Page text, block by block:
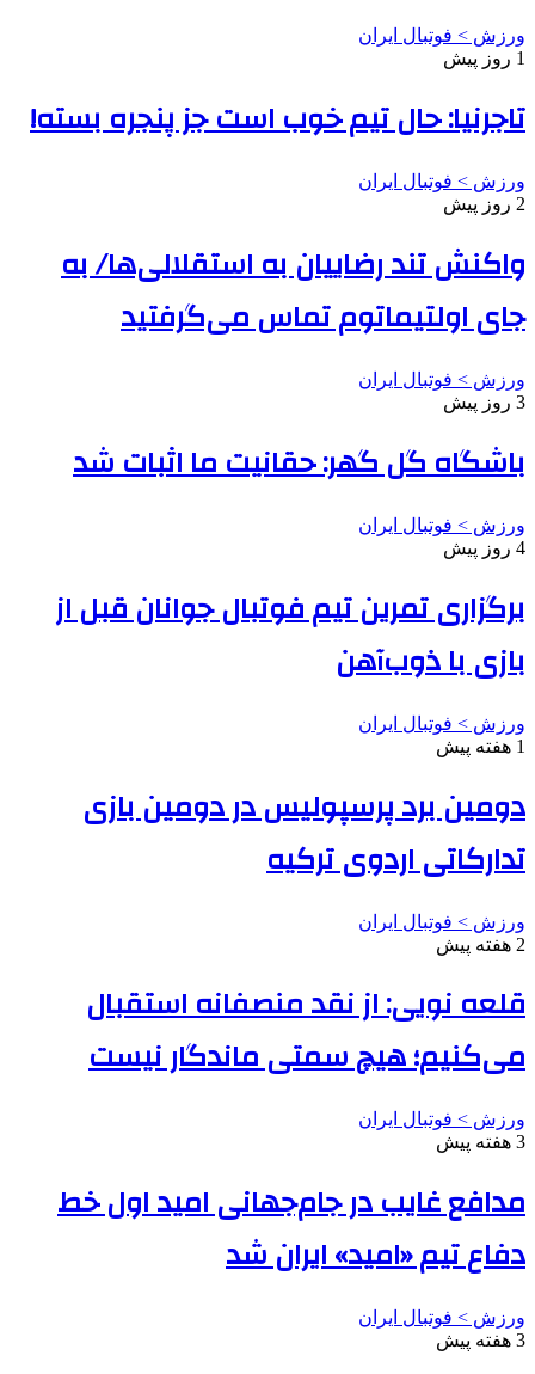
ورزش > فوتبال ایران
1 روز پیش
تاجرنیا: حال تیم خوب است جز پنجره بسته!
ورزش > فوتبال ایران
2 روز پیش
واکنش تند رضاییان به استقلالی‌ها/ به
جای اولتیماتوم تماس می‌گرفتید
ورزش > فوتبال ایران
3 روز پیش
باشگاه گل گهر: حقانیت ما اثبات شد
ورزش > فوتبال ایران
4 روز پیش
برگزاری تمرین تیم فوتبال جوانان قبل از
بازی با ذوب‌آهن
ورزش > فوتبال ایران
1 هفته پیش
دومین برد پرسپولیس در دومین بازی
تدارکاتی اردوی ترکیه
ورزش > فوتبال ایران
2 هفته پیش
قلعه نویی: از نقد منصفانه استقبال
می‌کنیم؛ هیچ سمتی ماندگار نیست
ورزش > فوتبال ایران
3 هفته پیش
مدافع غایب در جام‌جهانی امید اول خط
دفاع تیم «امید» ایران شد
ورزش > فوتبال ایران
3 هفته پیش